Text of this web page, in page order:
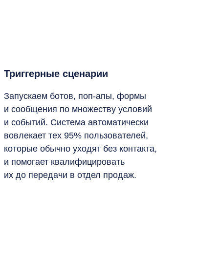
Триггерные сценарии
Запускаем ботов, поп-апы, формы
и сообщения по множеству условий
и событий. Система автоматически
вовлекает тех 95% пользователей,
которые обычно уходят без контакта,
и помогает квалифицировать
их до передачи в отдел продаж.